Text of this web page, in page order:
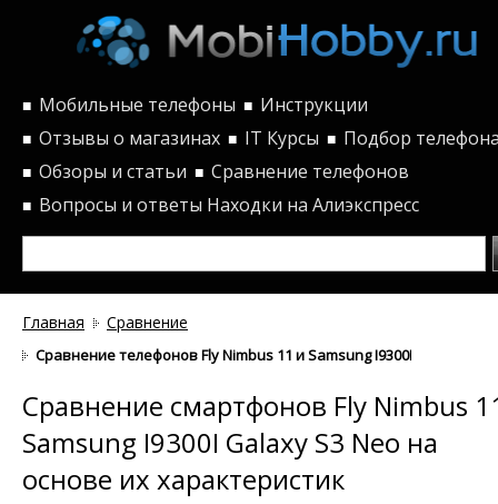
■ Мобильные телефоны ■ Инструкции
■ Отзывы о магазинах ■ IT Курсы ■ Подбор
■ Обзоры и статьи ■ Сравнение телефонов
■ Вопросы и ответы Находки на Алиэкспресс
Главная Сравнение
Сравнение телефонов Fly Nimbus 11 и Samsung I9300I Galaxy S3
Сравнение смартфонов Fly Nimbus
Samsung I9300I Galaxy S3 Neo на
основе их характеристик